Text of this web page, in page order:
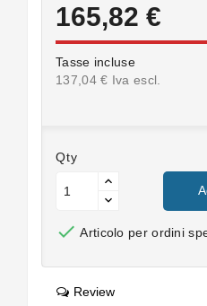
165,82 €
Tasse incluse
137,04 € Iva escl.
Qty
 Articolo per ordini
Review